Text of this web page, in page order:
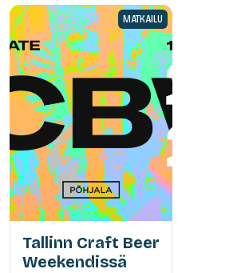
MATKAILU
Tallinn Craft Beer
Weekendissä